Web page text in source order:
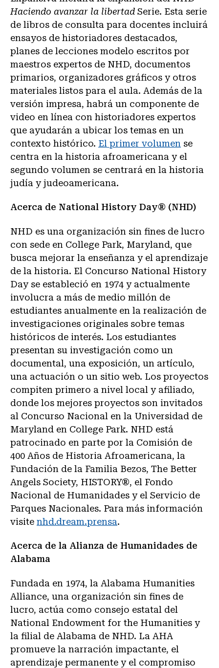
Haciendo avanzar la libertad Serie. Esta serie
de libros de consulta para docentes incluirá
ensayos de historiadores destacados,
planes de lecciones modelo escritos por
maestros expertos de NHD, documentos
primarios, organizadores gráficos y otros
materiales listos para el aula. Además de la
versión impresa, habrá un componente de
video en línea con historiadores expertos
que ayudarán a ubicar los temas en un
contexto histórico. El primer volumen se
centra en la historia afroamericana y el
segundo volumen se centrará en la historia
judía y judeoamericana.
Acerca de National History Day® (NHD)
NHD es una organización sin fines de lucro
con sede en College Park, Maryland, que
busca mejorar la enseñanza y el aprendizaje
de la historia. El Concurso National History
Day se estableció en 1974 y actualmente
involucra a más de medio millón de
estudiantes anualmente en la realización de
investigaciones originales sobre temas
históricos de interés. Los estudiantes
presentan su investigación como un
documental, una exposición, un artículo,
una actuación o un sitio web. Los proyectos
compiten primero a nivel local y afiliado,
donde los mejores proyectos son invitados
al Concurso Nacional en la Universidad de
Maryland en College Park. NHD está
patrocinado en parte por la Comisión de
400 Años de Historia Afroamericana, la
Fundación de la Familia Bezos, The Better
Angels Society, HISTORY®, el Fondo
Nacional de Humanidades y el Servicio de
Parques Nacionales. Para más información
visite nhd.dream.prensa.
Acerca de la Alianza de Humanidades de
Alabama
Fundada en 1974, la Alabama Humanities
Alliance, una organización sin fines de
lucro, actúa como consejo estatal del
National Endowment for the Humanities y
la filial de Alabama de NHD. La AHA
promueve la narración impactante, el
aprendizaje permanente y el compromiso